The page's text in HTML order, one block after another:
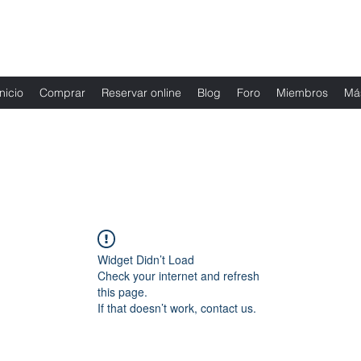
Comprar Reservar online Blog Foro Miembros
Widget Didn’t Load
Check your internet and refresh
this page.
If that doesn’t work, contact us.